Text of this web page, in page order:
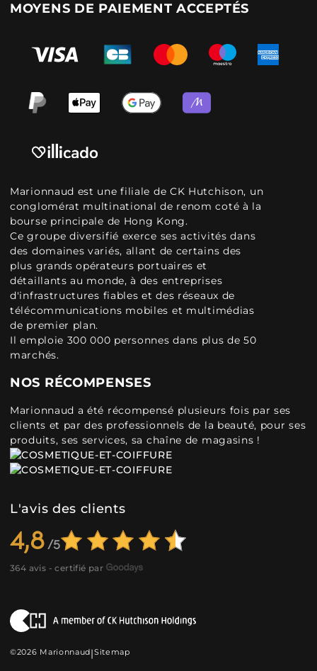
MOYENS DE PAIEMENT ACCEPTÉS
Marionnaud est une filiale de CK Hutchison, un
conglomérat multinational de renom coté à la
bourse principale de Hong Kong.
Ce groupe diversifié exerce ses activités dans
des domaines variés, allant de certains des
plus grands opérateurs portuaires et
détaillants au monde, à des entreprises
d'infrastructures fiables et des réseaux de
télécommunications mobiles et multimédias
de premier plan.
Il emploie 300 000 personnes dans plus de 50
marchés.
NOS RÉCOMPENSES
Marionnaud a été récompensé plusieurs fois par ses
clients et par des professionnels de la beauté, pour ses
produits, ses services, sa chaîne de magasins !
L'avis des clients
4,8
364 avis - certifié par
©2026 Marionnaud|Sitemap